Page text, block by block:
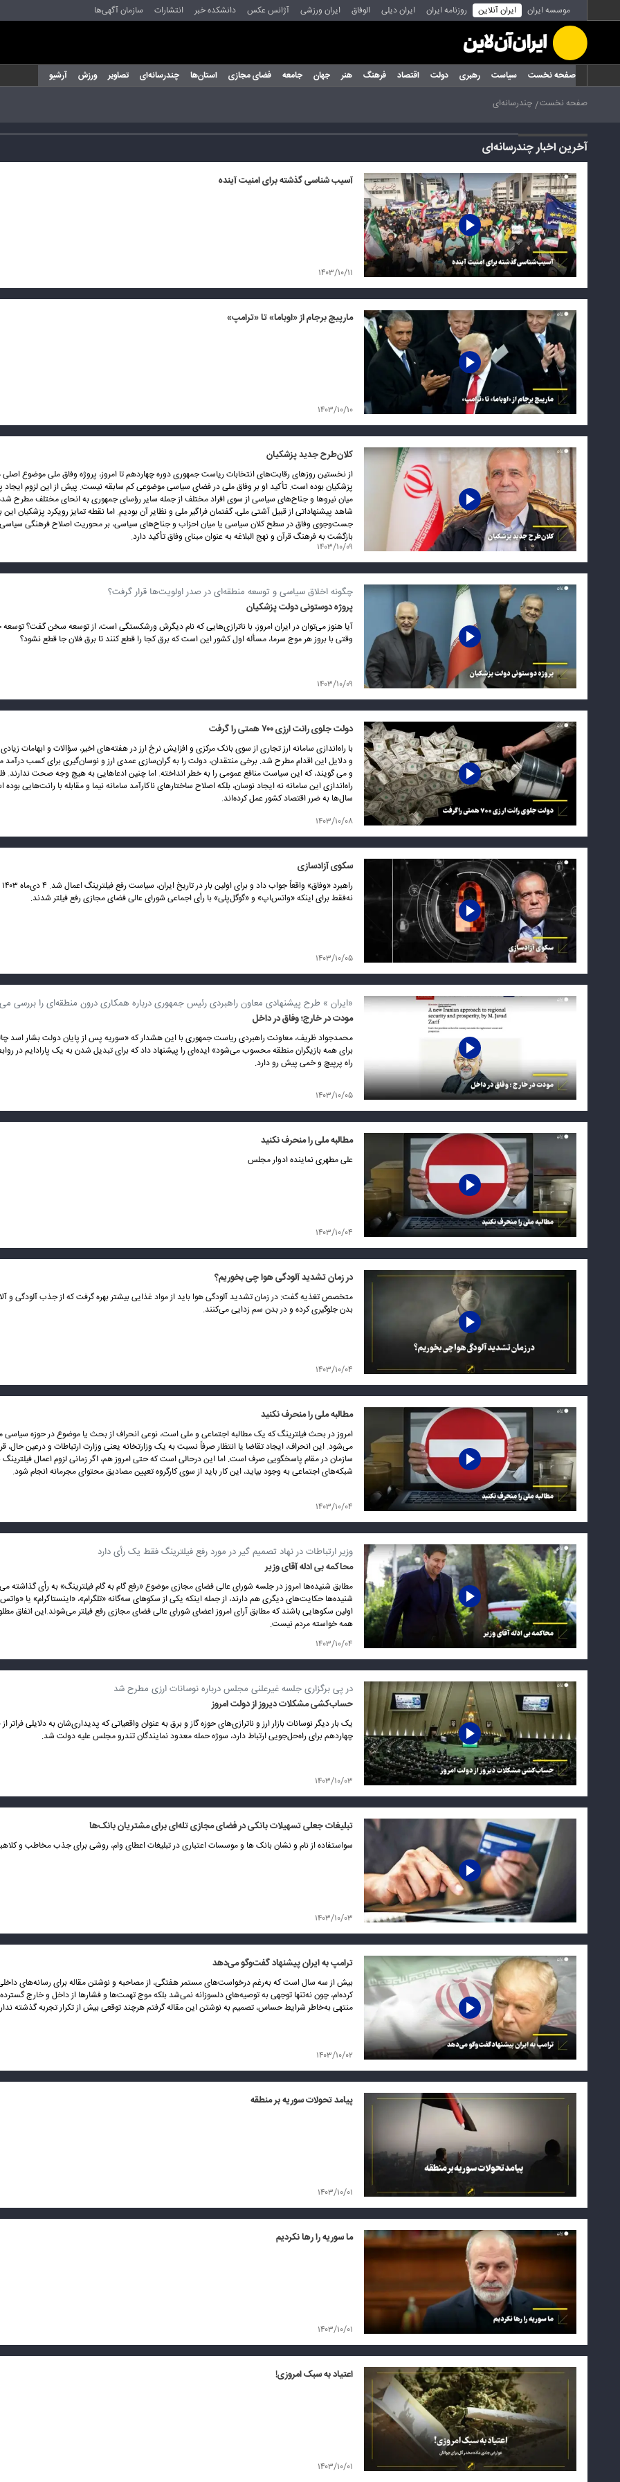
موسسه ایران ایران آنلاین روزنامه ایران ایران دیلی الوفاق ایران ورزشی آژانس عکس دانشکده خبر انتشارات سازمان آگهی‌ها
صفحه نخست سیاست رهبری دولت اقتصاد فرهنگ هنر جهان جامعه فضای مجازی استان‌ها چندرسانه‌ای تصاویر ورزش آرشیو
صفحه نخست چندرسانه‌ای
آخرین اخبار چندرسانه‌ای
آسیب شناسی گذشته برای امنیت آینده
۱۴۰۳/۱۰/۱۱
مارپیچ برجام از «اوباما» تا «ترامپ»
۱۴۰۳/۱۰/۱۰
کلان‌طرح جدید پزشکیان
از نخستین روزهای رقابت‌های انتخابات ریاست جمهوری دوره چهاردهم تا امروز، پروژه وفاق ملی موضوع
پزشکیان بوده است. تأکید او بر وفاق ملی در فضای سیاسی موضوعی کم سابقه نیست. پیش از این لزوم ایجاد
میان نیروها و جناح‌های سیاسی از سوی افراد مختلف از جمله سایر رؤسای جمهوری به انحای مختلف مطرح
شاهد پیشنهاداتی از قبیل آشتی ملی، گفتمان فراگیر ملی و نظایر آن بودیم. اما نقطه تمایز رویکرد پزشکیان
جست‌و‌جوی وفاق در سطح کلان سیاسی یا میان احزاب و جناح‌های سیاسی، بر محوریت اصلاح فرهنگی سیاسی
بازگشت به فرهنگ قرآن و نهج البلاغه به عنوان مبنای وفاق تأکید دارد.
۱۴۰۳/۱۰/۰۹
چگونه اخلاق سیاسی و توسعه منطقه‌ای در صدر اولویت‌ها قرار گرفت؟
پروژه دوستونی دولت پزشکیان
آیا هنوز می‌توان در ایران امروز، با ناترازی‌هایی که نام دیگرش ورشکستگی است، از توسعه سخن گفت؟
وقتی با بروز هر موج سرما، مسأله اول کشور این است که برق کجا را قطع کنند تا برق فلان جا قطع نشود؟
۱۴۰۳/۱۰/۰۹
دولت جلوی رانت ارزی ۷۰۰ همتی را گرفت
با راه‌اندازی سامانه ارز تجاری از سوی بانک مرکزی و افزایش نرخ ارز در هفته‌های اخیر، سؤالات و ابهامات
و دلایل این اقدام مطرح شد. برخی منتقدان، دولت را به گران‌سازی عمدی ارز و نوسان‌گیری برای کسب درآمد
و می گویند، که این سیاست منافع عمومی را به خطر انداخته. اما چنین ادعاهایی به هیچ وجه صحت ندارند.
راه‌اندازی این سامانه نه ایجاد نوسان، بلکه اصلاح ساختارهای ناکارآمد سامانه نیما و مقابله با رانت‌هایی
سال‌ها به ضرر اقتصاد کشور عمل کرده‌اند.
۱۴۰۳/۱۰/۰۸
سکوی آزادسازی
نه‌فقط برای اینکه «واتس‌اپ» و «گوگل‌پلی» با رأی اجماعی شورای عالی فضای مجازی رفع فیلتر شدند.
۱۴۰۳/۱۰/۰۵
«ایران » طرح پیشنهادی معاون راهبردی رئیس جمهوری درباره همکاری درون منطقه‌ای را بررسی
مودت در خارج؛ وفاق در داخل
محمدجواد ظریف، معاونت راهبردی ریاست جمهوری با این هشدار که «سوریه پس از پایان دولت بشار اسد
برای همه بازیگران منطقه محسوب می‌شود» ایده‌ای را پیشنهاد داد که برای تبدیل شدن به یک پارادایم در
راه پرپیچ و خمی پیش رو دارد.
۱۴۰۳/۱۰/۰۵
مطالبه ملی را منحرف نکنید
علی مطهری نماینده ادوار مجلس
۱۴۰۳/۱۰/۰۴
در زمان تشدید آلودگی هوا چی بخوریم؟
متخصص تغذیه گفت: در زمان تشدید آلودگی هوا باید از مواد غذایی بیشتر بهره گرفت که از جذب آلودگی و
بدن جلوگیری کرده و در بدن سم زدایی می‌کنند.
۱۴۰۳/۱۰/۰۴
مطالبه ملی را منحرف نکنید
امروز در بحث فیلترینگ که یک مطالبه اجتماعی و ملی است، نوعی انحراف از بحث یا موضوع در حوزه
می‌شود. این انحراف، ایجاد تقاضا یا انتظار صرفاً نسبت به یک وزارتخانه یعنی وزارت ارتباطات و درعین حال،
سازمان در مقام پاسخگویی صرف است. اما این درحالی است که حتی امروز هم، اگر زمانی لزوم اعمال فیلترینگ
شبکه‌های اجتماعی به وجود بیاید، این کار باید از سوی کارگروه تعیین مصادیق محتوای مجرمانه انجام شود.
۱۴۰۳/۱۰/۰۴
وزیر ارتباطات در نهاد تصمیم گیر در مورد رفع فیلترینگ فقط یک رأی دارد
محاکمه بی ادله آقای وزیر
مطابق شنیده‌ها امروز در جلسه شورای عالی فضای مجازی موضوع «رفع گام به گام فیلترینگ» به رأی گذاشته
شنیده‌ها حکایت‌های دیگری هم دارند، از جمله اینکه یکی از سکو‌های سه‌گانه «تلگرام»، «اینستاگرام» یا
اولین سکوهایی باشند که مطابق آرای امروز اعضای شورای عالی فضای مجازی رفع فیلتر می‌شوند.این اتفاق
همه خواسته مردم نیست.
۱۴۰۳/۱۰/۰۴
در پی برگزاری جلسه غیرعلنی مجلس درباره نوسانات ارزی مطرح شد
حساب‌کشی مشکلات دیروز از دولت امروز
یک بار دیگر نوسانات بازار ارز و ناترازی‌های حوزه گاز و برق به عنوان واقعیاتی که پدیداری‌شان به دلایلی
چهاردهم برای راه‌حل‌جویی ارتباط دارد، سوژه حمله معدود نمایندگان تندرو مجلس علیه دولت شد.
۱۴۰۳/۱۰/۰۳
تبلیغات جعلی تسهیلات بانکی در فضای مجازی تله‌ای برای مشتریان بانک‌ها
سواستفاده از نام و نشان بانک ها و موسسات اعتباری در تبلیغات اعطای وام، روشی برای جذب مخاطب و
۱۴۰۳/۱۰/۰۳
ترامپ به ایران پیشنهاد گفت‌وگو می‌دهد
بیش از سه سال است که به‌رغم درخواست‌های مستمر هفتگی، از مصاحبه و نوشتن مقاله برای رسانه‌های
کرده‌ام، چون نه‌تنها توجهی به توصیه‌های دلسوزانه نمی‌شد بلکه موج تهمت‌ها و فشارها از داخل و خارج
منتهی به‌خاطر شرایط حساس، تصمیم به نوشتن این مقاله گرفتم هرچند توقعی بیش از تکرار تجربه گذشته
۱۴۰۳/۱۰/۰۲
پیامد تحولات سوریه بر منطقه
۱۴۰۳/۱۰/۰۱
ما سوریه را رها نکردیم
۱۴۰۳/۱۰/۰۱
اعتیاد به سبک امروزی!
۱۴۰۳/۱۰/۰۱